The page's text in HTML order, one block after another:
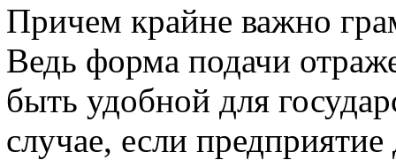
Причем крайне важно
Ведь форма подачи
быть удобной для
случае, если